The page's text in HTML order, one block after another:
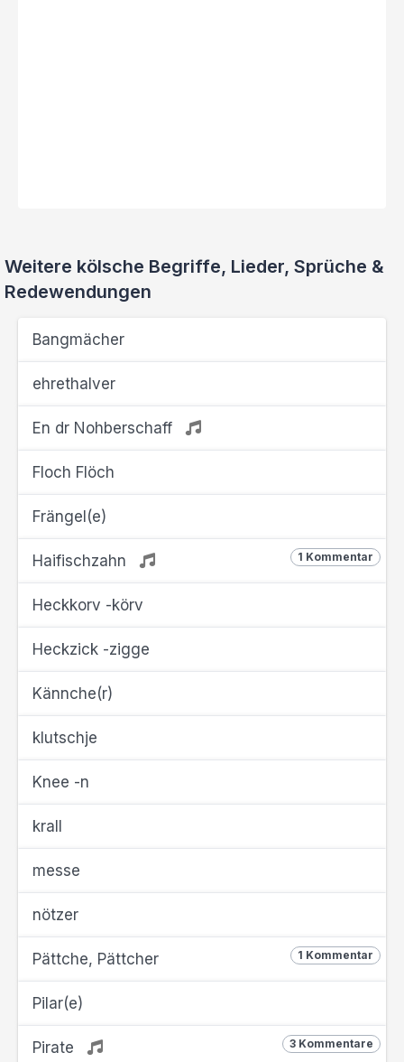
Weitere kölsche Begriffe, Lieder, Sprüche &
Redewendungen
Bangmächer
ehrethalver
En dr Nohberschaff
Floch Flöch
Frängel(e)
1 Kommentar
Haifischzahn
Heckkorv -körv
Heckzick -zigge
Kännche(r)
klutschje
Knee -n
krall
messe
nötzer
1 Kommentar
Pättche, Pättcher
Pilar(e)
3 Kommentare
Pirate